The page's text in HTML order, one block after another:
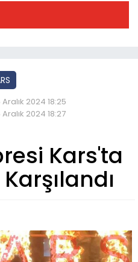
2024 18:25
2024 18:27
Kars'ta